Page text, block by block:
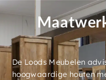
De Loods Meubelen
hoogwaardige houten